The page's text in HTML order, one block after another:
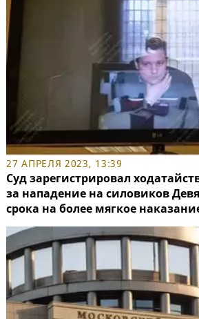
27 АПРЕЛЯ 2023, 13:39
Суд зарегистрировал
за нападение на силовиков
срока на более мягкое